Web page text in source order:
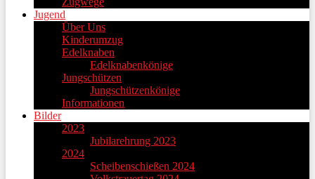
Jugend
Über Uns
Kinderumzug
Edelknaben
Edelknabenkönige
Jungschützen
Jungschützenkönige
Informationen
Bilder
2023
Jubilarehrung 2023
2024
Scheibenschießen 2024